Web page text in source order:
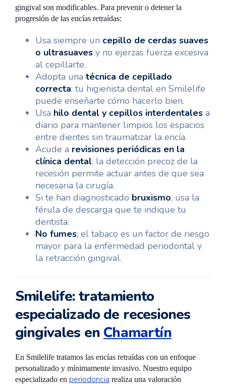
gingival son modificables. Para prevenir o detener la
progresión de las encías retraídas:
Usa siempre un cepillo de cerdas suaves
o ultrasuaves y no ejerzas fuerza excesiva
al cepillarte.
Adopta una técnica de cepillado
correcta: tu higienista dental en Smilelife
puede enseñarte cómo hacerlo bien.
Usa hilo dental y cepillos interdentales a
diario para mantener limpios los espacios
entre dientes sin traumatizar la encía.
Acude a revisiones periódicas en la
clínica dental: la detección precoz de la
recesión permite actuar antes de que sea
necesaria la cirugía.
Si te han diagnosticado bruxismo, usa la
férula de descarga que te indique tu
dentista.
No fumes: el tabaco es un factor de riesgo
mayor para la enfermedad periodontal y
la retracción gingival.
Smilelife: tratamiento
especializado de recesiones
gingivales en Chamartín
En Smilelife tratamos las encías retraídas con un enfoque
personalizado y mínimamente invasivo. Nuestro equipo
especializado en periodoncia realiza una valoración